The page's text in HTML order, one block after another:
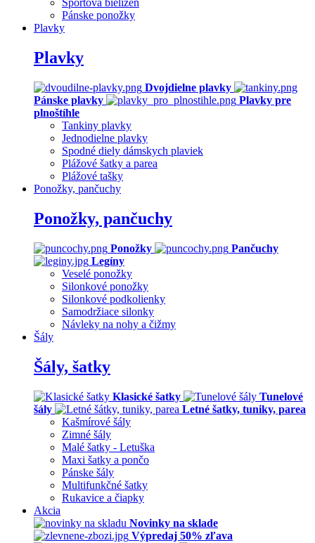
Športová bielizeň
Pánske ponožky
Plavky
Plavky
Dvojdielne plavky
Pánske plavky
Plavky pre
plnoštíhle
Tankiny plavky
Jednodielne plavky
Spodné diely dámskych plaviek
Plážové šatky a parea
Plážové tašky
Ponožky, pančuchy
Ponožky, pančuchy
Ponožky
Pančuchy
Legíny
Veselé ponožky
Silonkové ponožky
Silonkové podkolienky
Samodržiace silonky
Návleky na nohy a čižmy
Šály
Šály, šatky
Klasické šatky
Tunelové
šály
Letné šatky, tuniky, parea
Kašmírové šály
Zimné šály
Malé šatky - Letuška
Maxi šatky a pončo
Pánske šály
Multifunkčné šatky
Rukavice a čiapky
Akcia
Novinky na sklade
Výpredaj 50% zľava